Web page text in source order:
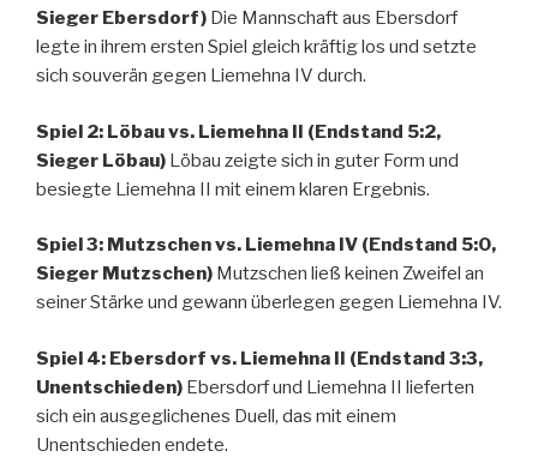
Sieger Ebersdorf) Die Mannschaft aus Ebersdorf
legte in ihrem ersten Spiel gleich kräftig los und setzte
sich souverän gegen Liemehna IV durch.
Spiel 2: Löbau vs. Liemehna II (Endstand 5:2,
Sieger Löbau) Löbau zeigte sich in guter Form und
besiegte Liemehna II mit einem klaren Ergebnis.
Spiel 3: Mutzschen vs. Liemehna IV (Endstand 5:0,
Sieger Mutzschen) Mutzschen ließ keinen Zweifel an
seiner Stärke und gewann überlegen gegen Liemehna IV.
Spiel 4: Ebersdorf vs. Liemehna II (Endstand 3:3,
Unentschieden) Ebersdorf und Liemehna II lieferten
sich ein ausgeglichenes Duell, das mit einem
Unentschieden endete.